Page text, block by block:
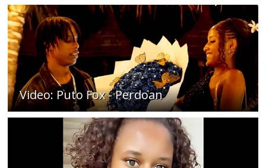
Video: Puto Fox - Perdoan